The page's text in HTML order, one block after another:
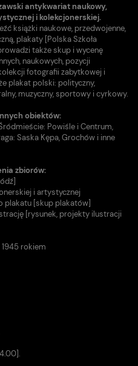
antykwariat naukowy,
i kolekcjonerskiej.
książki naukowe, przedwojenne,
plakaty [Polska Szkoła
także skup i wycenę
naukowych, pozycji
fotografii zabytkowej i
plakat polski: polityczny,
muzyczny, sportowy i cyrkowy.
obiektów:
Powiśle i Centrum,
Saska Kępa, Grochów i inne
zbiorów:
i artystycznej
plakatu [skup plakatów]
[rysunek, projekty ilustracji
rokiem